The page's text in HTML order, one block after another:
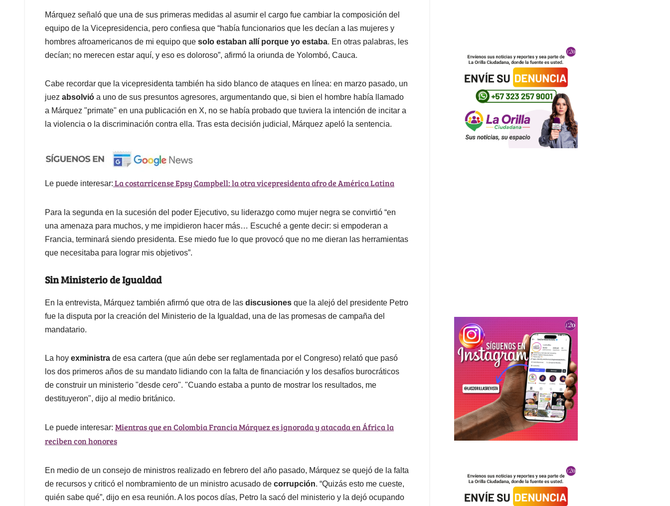
Márquez señaló que una de sus primeras medidas al asumir el cargo fue cambiar la composición del
equipo de la Vicepresidencia, pero confiesa que “había funcionarios que les decían a las mujeres y
hombres afroamericanos de mi equipo que solo estaban allí porque yo estaba. En otras palabras, les
decían; no merecen estar aquí, y eso es doloroso”, afirmó la oriunda de Yolombó, Cauca.
Cabe recordar que la vicepresidenta también ha sido blanco de ataques en línea: en marzo pasado, un
juez absolvió a uno de sus presuntos agresores, argumentando que, si bien el hombre había llamado
a Márquez "primate" en una publicación en X, no se había probado que tuviera la intención de incitar a
la violencia o la discriminación contra ella. Tras esta decisión judicial, Márquez apeló la sentencia.
Le puede interesar: La costarricense Epsy Campbell: la otra vicepresidenta afro de América Latina
Para la segunda en la sucesión del poder Ejecutivo, su liderazgo como mujer negra se convirtió “en
una amenaza para muchos, y me impidieron hacer más… Escuché a gente decir: si empoderan a
Francia, terminará siendo presidenta. Ese miedo fue lo que provocó que no me dieran las herramientas
que necesitaba para lograr mis objetivos”.
Sin Ministerio de Igualdad
En la entrevista, Márquez también afirmó que otra de las discusiones que la alejó del presidente Petro
fue la disputa por la creación del Ministerio de la Igualdad, una de las promesas de campaña del
mandatario.
La hoy exministra de esa cartera (que aún debe ser reglamentada por el Congreso) relató que pasó
los dos primeros años de su mandato lidiando con la falta de financiación y los desafíos burocráticos
de construir un ministerio "desde cero". "Cuando estaba a punto de mostrar los resultados, me
destituyeron", dijo al medio británico.
Le puede interesar: Mientras que en Colombia Francia Márquez es ignorada y atacada en África la
reciben con honores
En medio de un consejo de ministros realizado en febrero del año pasado, Márquez se quejó de la falta
de recursos y criticó el nombramiento de un ministro acusado de corrupción. “Quizás esto me cueste,
quién sabe qué”, dijo en esa reunión. A los pocos días, Petro la sacó del ministerio y la dejó ocupando